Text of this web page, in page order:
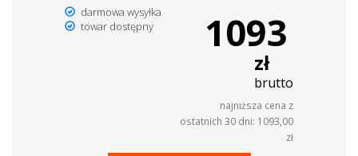
darmowa wysyłka
towar dostępny
1093
zł
brutto
najniższa cena z
ostatnich 30 dni: 1093,00
zł